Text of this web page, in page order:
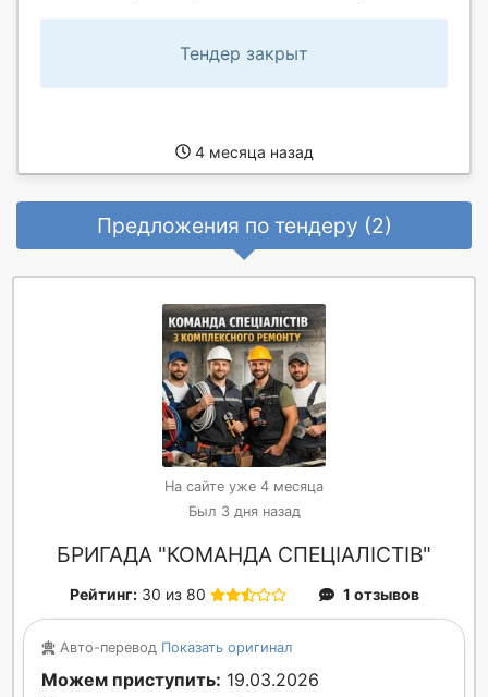
Тендер закрыт
4 месяца назад
Предложения по тендеру (2)
На сайте уже 4 месяца
Был 3 дня назад
БРИГАДА "КОМАНДА СПЕЦІАЛІСТІВ"
Рейтинг: 30 из 80 1 отзывов
Авто-перевод Показать оригинал
Можем приступить: 19.03.2026